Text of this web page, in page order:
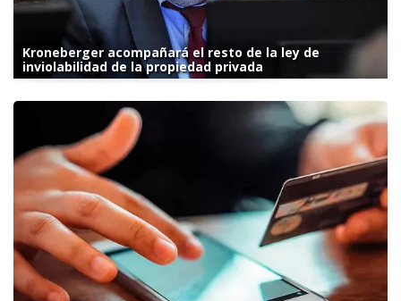
Kroneberger acompañará el resto de la ley de
inviolabilidad de la propiedad privada